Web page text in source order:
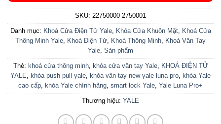
SKU: 22750000-2750001
Danh mục: Khoá Cửa Điện Tử Yale, Khóa Cửa Khuôn Mặt, Khoá Cửa
Thông Minh Yale Khoá Điện Tử Khoá Thông Minh Khoá Vân Tay
Yale Sản phẩm
Thẻ: khoá cửa thông minh, khóa cửa vân tay Yale, KHOÁ ĐIỆN TỬ
YALE khóa push pull yale khóa vân tay new yale luna pro khóa Yale
cao cấp khóa Yale chính hãng smart lock Yale Yale Luna Pro+
Thương hiệu: YALE